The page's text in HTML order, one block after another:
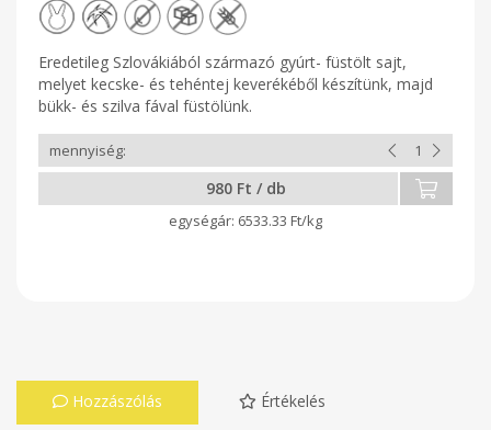
Eredetileg Szlovákiából származó gyúrt- füstölt sajt,
melyet kecske- és tehéntej keverékéből készítünk, majd
bükk- és szilva fával füstölünk.
980 Ft / db
6533.33 Ft/kg
Hozzászólás Értékelés